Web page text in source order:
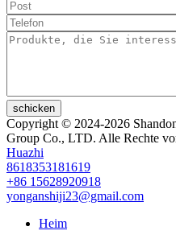
schicken
Copyright © 2024-2026
Group Co., LTD. Alle Rechte
Huazhi
8618353181619
+86 15628920918
yonganshiji23@gmail.com
Heim